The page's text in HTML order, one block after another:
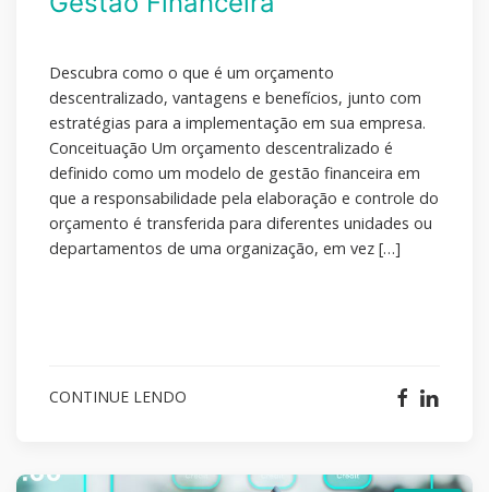
Descubra como o que é um orçamento
descentralizado, vantagens e benefícios, junto com
estratégias para a implementação em sua empresa.
Conceituação Um orçamento descentralizado é
definido como um modelo de gestão financeira em
que a responsabilidade pela elaboração e controle do
orçamento é transferida para diferentes unidades ou
departamentos de uma organização, em vez […]
CONTINUE LENDO